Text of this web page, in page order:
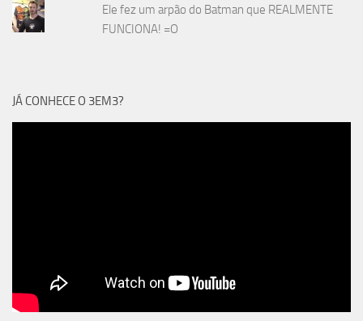
Ele fez um arpão do Batman que REALMENTE
FUNCIONA! =O
JÁ CONHECE O 3EM3?